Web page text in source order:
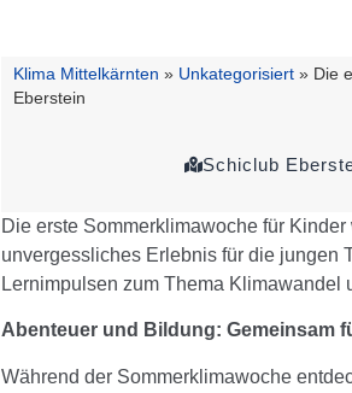
Klima Mittelkärnten » Unkategorisiert » Die
Eberstein
Schiclub
Die erste Sommerklimawoche für
unvergessliches Erlebnis für die jungen
Lernimpulsen zum Thema Klimawandel
Abenteuer und Bildung: Gemeinsam
Während der Sommerklimawoche